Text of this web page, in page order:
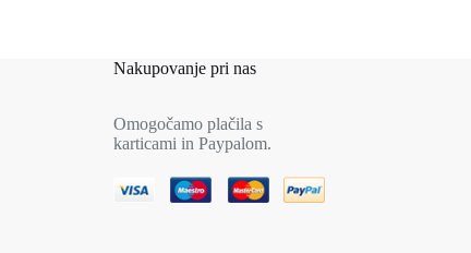
Nakupovanje pri nas
Omogočamo plačila s
karticami in Paypalom.